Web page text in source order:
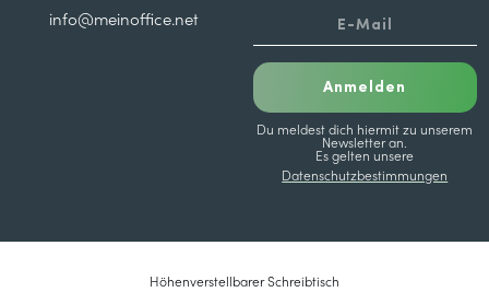
info@meinoffice.net
Anmelden
Du meldest dich hiermit zu unserem
Newsletter an.
Es gelten unsere
Datenschutzbestimmungen
Höhenverstellbarer Schreibtisch